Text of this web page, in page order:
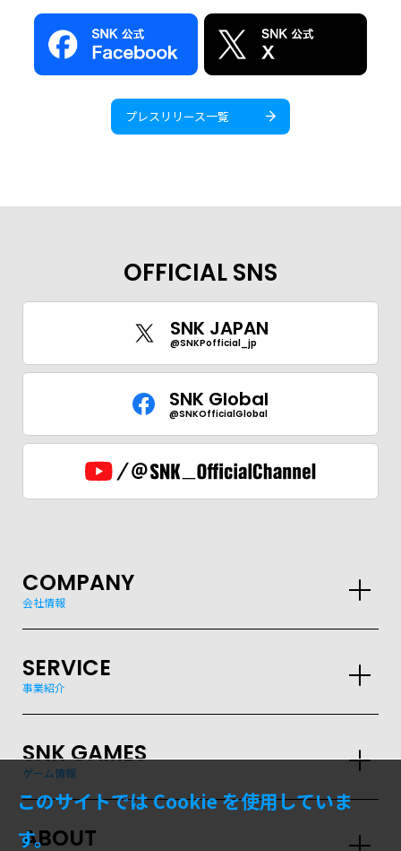
プレスリリース一覧
OFFICIAL SNS
SNK JAPAN
@SNKPofficial_jp
SNK Global
@SNKOfficialGlobal
COMPANY
会社情報
SERVICE
事業紹介
SNK GAMES
ゲーム情報
ABOUT
このサイトでは Cookie を使用していま
す。